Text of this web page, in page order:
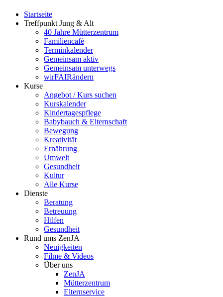
Startseite
Treffpunkt Jung & Alt
40 Jahre Mütterzentrum
Familiencafé
Terminkalender
Gemeinsam aktiv
Gemeinsam unterwegs
wirFAIRändern
Kurse
Angebot / Kurs suchen
Kurskalender
Kindertagespflege
Babybauch & Elternschaft
Bewegung
Kreativität
Ernährung
Umwelt
Gesundheit
Kultur
Alle Kurse
Dienste
Beratung
Betreuung
Hilfen
Gesundheit
Rund ums ZenJA
Neuigkeiten
Filme & Videos
Über uns
ZenJA
Mütterzentrum
Elternservice